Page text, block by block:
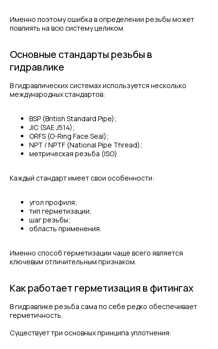
Именно поэтому ошибка в определении резьбы может
повлиять на всю систему целиком.
Основные стандарты резьбы в
гидравлике
В гидравлических системах используется несколько
международных стандартов:
BSP (British Standard Pipe);
JIC (SAE J514);
ORFS (O-Ring Face Seal);
NPT / NPTF (National Pipe Thread);
метрическая резьба (ISO).
Каждый стандарт имеет свои особенности:
угол профиля;
тип герметизации;
шаг резьбы;
область применения.
Именно способ герметизации чаще всего является
ключевым отличительным признаком.
Как работает герметизация в фитингах
В гидравлике резьба сама по себе редко обеспечивает
герметичность.
Существует три основных принципа уплотнения: